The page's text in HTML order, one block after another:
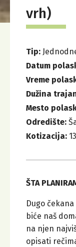
vrh)
Tip:
Datum
Vreme
Dužina
Mesto
Odredište:
Kotizacija:
ŠTA
Dugo
biće naš
na njen
opisati